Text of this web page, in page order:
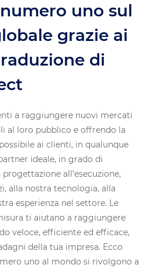
uno sul
grazie ai
di
a raggiungere nuovi mercati
al loro pubblico e offrendo la
ai clienti, in qualunque
ideale, in grado di
all’esecuzione,
alla nostra tecnologia, alla
esperienza nel settore. Le
ti aiutano a raggiungere
veloce, efficiente ed efficace,
della tua impresa. Ecco
uno al mondo si rivolgono a